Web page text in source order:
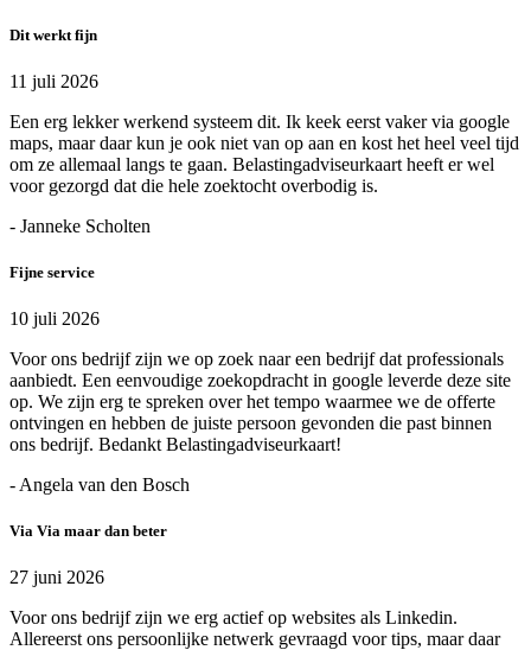
Dit werkt fijn
11 juli 2026
Een erg lekker werkend systeem dit. Ik keek eerst vaker via google
maps, maar daar kun je ook niet van op aan en kost het heel veel tijd
om ze allemaal langs te gaan. Belastingadviseurkaart heeft er wel
voor gezorgd dat die hele zoektocht overbodig is.
- Janneke Scholten
Fijne service
10 juli 2026
Voor ons bedrijf zijn we op zoek naar een bedrijf dat professionals
aanbiedt. Een eenvoudige zoekopdracht in google leverde deze site
op. We zijn erg te spreken over het tempo waarmee we de offerte
ontvingen en hebben de juiste persoon gevonden die past binnen
ons bedrijf. Bedankt Belastingadviseurkaart!
- Angela van den Bosch
Via Via maar dan beter
27 juni 2026
Voor ons bedrijf zijn we erg actief op websites als Linkedin.
Allereerst ons persoonlijke netwerk gevraagd voor tips, maar daar